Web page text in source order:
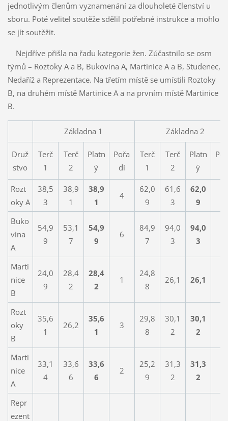
jednotlivým členům vyznamenání za dlouholeté členství u
sboru. Poté velitel soutěže sdělil potřebné instrukce a mohlo
se jít soutěžit.
Nejdříve přišla na řadu kategorie žen. Zúčastnilo se osm
týmů – Roztoky A a B, Bukovina A, Martinice A a B, Studenec,
Nedaříž a Reprezentace. Na třetím místě se umístili Roztoky
B, na druhém místě Martinice A a na prvním místě Martinice
B.
Základna 1 Základna 2
Druž
stvo
Terč
1
Terč
2
Platn
ý
Pořa
dí
Terč
1
Terč
2
Platn
ý
Rozt
oky A
38,5
3
38,9
1
38,9
1
4
62,0
9
61,6
3
62,0
9
Buko
vina
A
54,9
9
53,1
7
54,9
9
6
84,9
7
94,0
3
94,0
3
Marti
nice
B
24,0
9
28,4
2
28,4
2
1
24,8
8
26,1 26,1
Rozt
oky
B
35,6
1
26,2
35,6
1
3
29,8
8
30,1
2
30,1
2
Marti
nice
A
33,1
4
33,6
6
33,6
6
2
25,2
9
31,3
2
31,3
2
Repr
ezent